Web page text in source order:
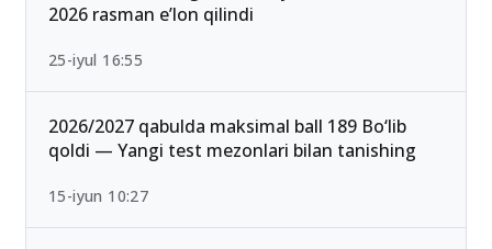
2026 rasman e’lon qilindi
25-iyul 16:55
2026/2027 qabulda maksimal ball 189 Bo‘lib
qoldi — Yangi test mezonlari bilan tanishing
15-iyun 10:27